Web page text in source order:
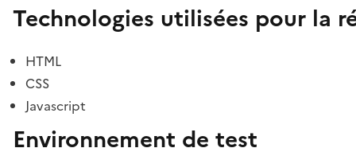
Technologies utilisées pour la
HTML
CSS
Javascript
Environnement de test